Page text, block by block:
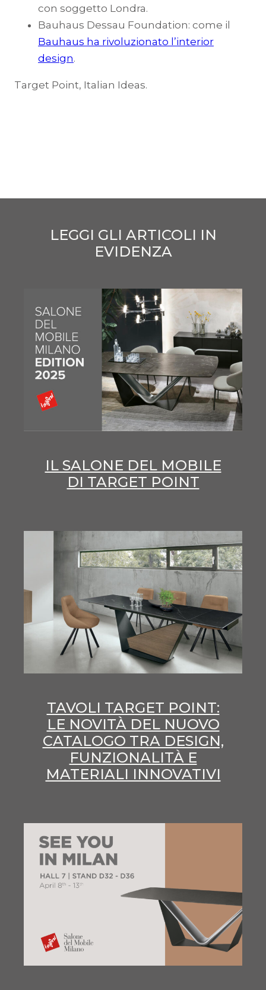
con soggetto Londra.
Bauhaus Dessau Foundation: come il
Bauhaus ha rivoluzionato l’interior
design.
Target Point, Italian Ideas.
LEGGI GLI ARTICOLI IN
EVIDENZA
IL SALONE DEL MOBILE
DI TARGET POINT
TAVOLI TARGET POINT:
LE NOVITÀ DEL NUOVO
CATALOGO TRA DESIGN,
FUNZIONALITÀ E
MATERIALI INNOVATIVI